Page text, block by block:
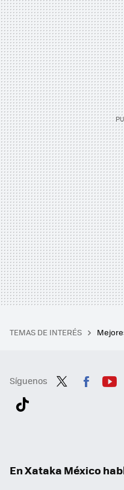
TEMAS DE INTERÉS
Síguenos
En Xataka México